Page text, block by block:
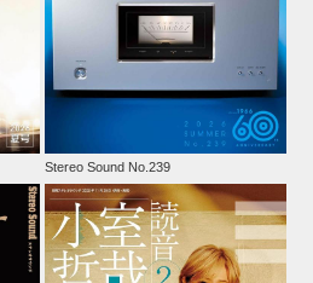
Stereo Sound No.239